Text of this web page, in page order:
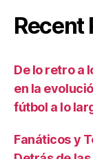
Recent
De lo retro a
en la
fútbol a lo
Fanáticos y